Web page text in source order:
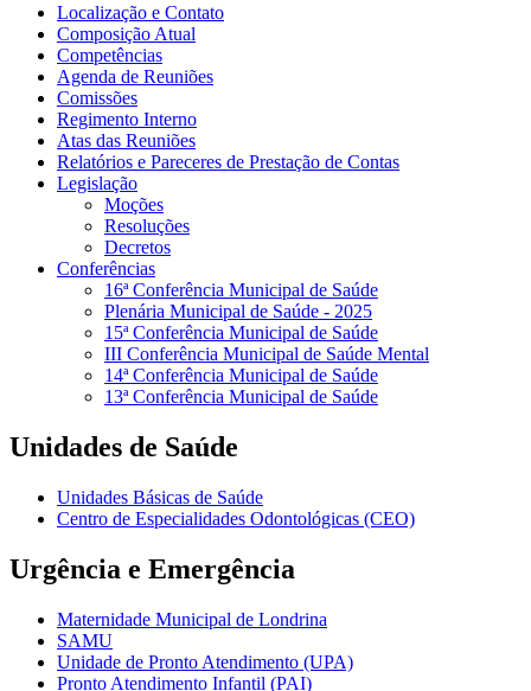
Localização e Contato
Composição Atual
Competências
Agenda de Reuniões
Comissões
Regimento Interno
Atas das Reuniões
Relatórios e Pareceres de Prestação de Contas
Legislação
Moções
Resoluções
Decretos
Conferências
16ª Conferência Municipal de Saúde
Plenária Municipal de Saúde - 2025
15ª Conferência Municipal de Saúde
III Conferência Municipal de Saúde Mental
14ª Conferência Municipal de Saúde
13ª Conferência Municipal de Saúde
Unidades de Saúde
Unidades Básicas de Saúde
Centro de Especialidades Odontológicas (CEO)
Urgência e Emergência
Maternidade Municipal de Londrina
SAMU
Unidade de Pronto Atendimento (UPA)
Pronto Atendimento Infantil (PAI)